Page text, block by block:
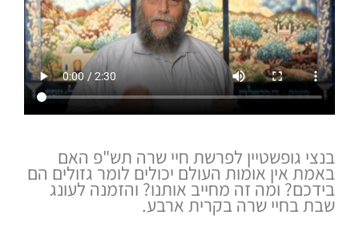
בנצי גופשטיין לפרשת חיי שרה תש"פ האם
באמת אין אומות העולם יכולים לומר גזולים הם
בידכם? ומה זה מחייב אותנו? והזמנה לעונג
שבת בחיי שרה בקרית ארבע.